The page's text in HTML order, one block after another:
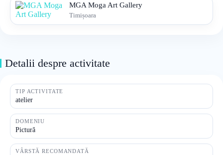
MGA Moga Art Gallery
Timișoara
Detalii despre activitate
TIP ACTIVITATE
atelier
DOMENIU
Pictură
VÂRSTĂ RECOMANDATĂ